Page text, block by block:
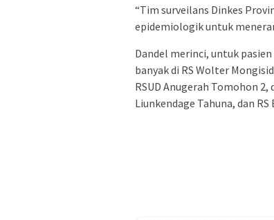
“Tim surveilans Dinkes
epidemiologik untuk
Dandel merinci, untuk
banyak di RS Wolter
RSUD Anugerah Tomohon 2,
Liunkendage Tahuna, dan